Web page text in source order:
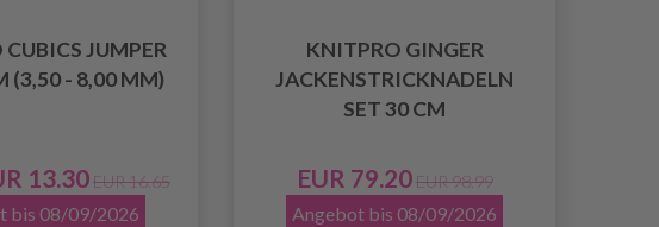
JUMPER
(3,50 - 8,00 MM)
13.30EUR 16.65
bis 08/09/2026
KNITPRO GINGER
JACKENSTRICKNADELN
SET 30 CM
EUR 79.20 EUR 98.99
Angebot bis 08/09/2026